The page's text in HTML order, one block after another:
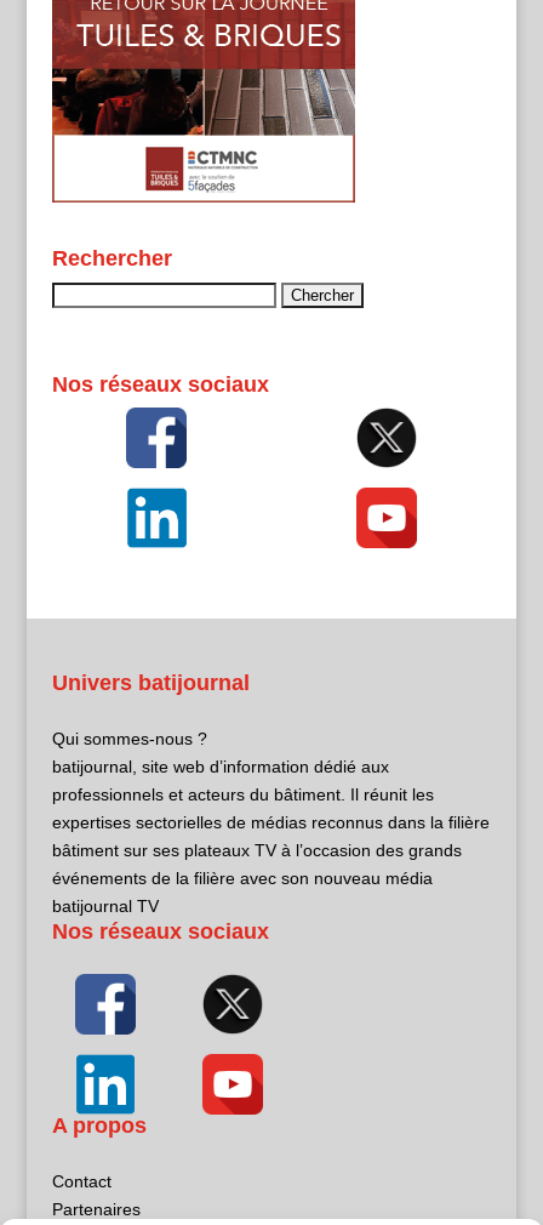
Rechercher
Nos réseaux sociaux
Univers batijournal
Qui sommes-nous ?
batijournal, site web d’information dédié aux
professionnels et acteurs du bâtiment. Il réunit les
expertises sectorielles de médias reconnus dans la filière
bâtiment sur ses plateaux TV à l’occasion des grands
événements de la filière avec son nouveau média
batijournal TV
Nos réseaux sociaux
A propos
Contact
Partenaires